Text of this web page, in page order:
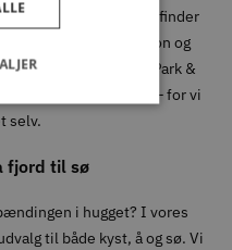
dage i fjeldet. Her finder
mærker, hvor funktion og
jagtudstyr hos Park &
hvad det kræver – for vi
selv.
fjord til sø
i hugget? I vores
til både kyst, å og sø. Vi